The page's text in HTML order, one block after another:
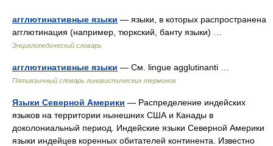
агглютинативные языки — языки, в которых распространена
агглютинация (например, тюркский, банту языки) …
Энциклопедический словарь
агглютинативные языки — См. lingue agglutinanti …
Пятиязычный словарь лингвистических терминов
Языки Северной Америки — Распределение индейских
языков на территории нынешних США и Канады в
доколониальный период. Индейские языки Северной Америки
языки индейцев коренных обитателей континента. Известно